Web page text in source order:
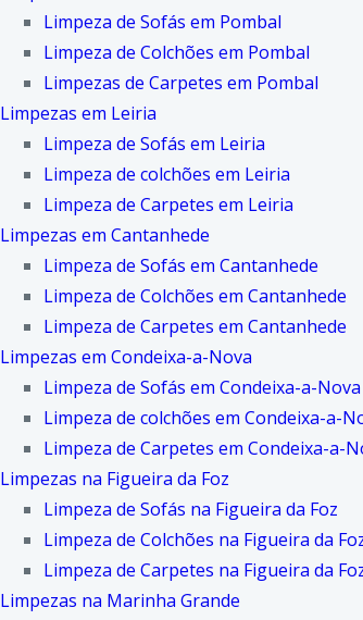
Limpeza de Sofás em Pombal
Limpeza de Colchões em Pombal
Limpezas de Carpetes em Pombal
Limpezas em Leiria
Limpeza de Sofás em Leiria
Limpeza de colchões em Leiria
Limpeza de Carpetes em Leiria
Limpezas em Cantanhede
Limpeza de Sofás em Cantanhede
Limpeza de Colchões em Cantanhede
Limpeza de Carpetes em Cantanhede
Limpezas em Condeixa-a-Nova
Limpeza de Sofás em Condeixa-a-Nova
Limpeza de colchões em Condeixa-a-
Limpeza de Carpetes em Condeixa-a-
Limpezas na Figueira da Foz
Limpeza de Sofás na Figueira da Foz
Limpeza de Colchões na Figueira da
Limpeza de Carpetes na Figueira da
Limpezas na Marinha Grande